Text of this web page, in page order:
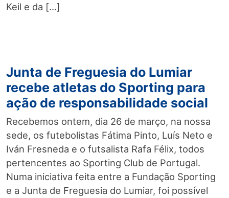
Keil e da […]
Junta de Freguesia do Lumiar
recebe atletas do Sporting para
ação de responsabilidade social
Recebemos ontem, dia 26 de março, na nossa
sede, os futebolistas Fátima Pinto, Luís Neto e
Iván Fresneda e o futsalista Rafa Félix, todos
pertencentes ao Sporting Club de Portugal.
Numa iniciativa feita entre a Fundação Sporting
e a Junta de Freguesia do Lumiar, foi possível